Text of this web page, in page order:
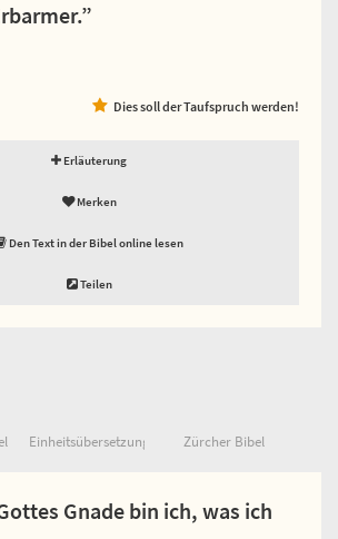
Dies soll der Taufspruch werden!
Erläuterung
Merken
Den Text in der Bibel online lesen
Teilen
Einheitsübersetzung Zürcher Bibel
Gnade bin ich, was ich